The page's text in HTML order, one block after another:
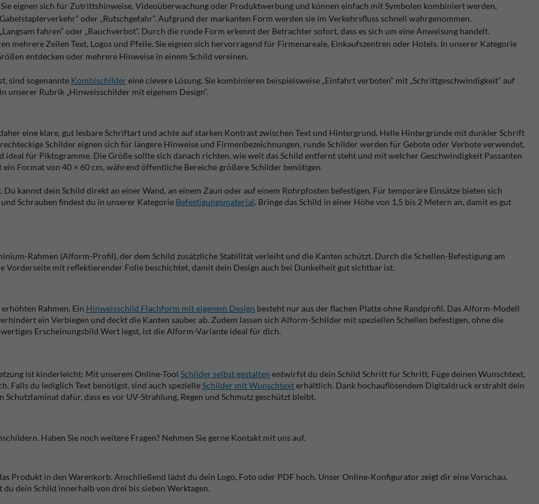
eignen sich für Zutrittshinweise, Videoüberwachung oder Produktwerbung und können einfach mit Symbolen kombiniert werden.
oder „Rutschgefahr“. Aufgrund der markanten Form werden sie im Verkehrsfluss schnell wahrgenommen.
fahren“ oder „Rauchverbot“. Durch die runde Form erkennt der Betrachter sofort, dass es sich um eine Anweisung handelt.
mehrere Zeilen Text, Logos und Pfeile. Sie eignen sich hervorragend für Firmenareale, Einkaufszentren oder Hotels. In unserer Kategorie
entdecken oder mehrere Hinweise in einem Schild vereinen.
sind sogenannte Kombischilder eine clevere Lösung. Sie kombinieren beispielsweise „Einfahrt verboten“ mit „Schrittgeschwindigkeit“ auf
Rubrik „Hinweisschilder mit eigenem Design“.
eine klare, gut lesbare Schriftart und achte auf starken Kontrast zwischen Text und Hintergrund. Helle Hintergründe mit dunkler Schrift
Schilder eignen sich für längere Hinweise und Firmenbezeichnungen, runde Schilder werden für Gebote oder Verbote verwendet,
für Piktogramme. Die Größe sollte sich danach richten, wie weit das Schild entfernt steht und mit welcher Geschwindigkeit Passanten
Format von 40 × 60 cm, während öffentliche Bereiche größere Schilder benötigen.
kannst dein Schild direkt an einer Wand, an einem Zaun oder auf einem Rohrpfosten befestigen. Für temporäre Einsätze bieten sich
Schrauben findest du in unserer Kategorie Befestigungsmaterial. Bringe das Schild in einer Höhe von 1,5 bis 2 Metern an, damit es gut
Rahmen (Alform-Profil), der dem Schild zusätzliche Stabilität verleiht und die Kanten schützt. Durch die Schellen-Befestigung am
mit reflektierender Folie beschichtet, damit dein Design auch bei Dunkelheit gut sichtbar ist.
Rahmen. Ein Hinweisschild Flachform mit eigenem Design besteht nur aus der flachen Platte ohne Randprofil. Das Alform-Modell
ein Verbiegen und deckt die Kanten sauber ab. Zudem lassen sich Alform-Schilder mit speziellen Schellen befestigen, ohne die
Erscheinungsbild Wert legst, ist die Alform-Variante ideal für dich.
ist kinderleicht: Mit unserem Online-Tool Schilder selbst gestalten entwirfst du dein Schild Schritt für Schritt. Füge deinen Wunschtext,
Falls du lediglich Text benötigst, sind auch spezielleSchilder mit Wunschtexterhältlich. Dank hochauflösendem Digitaldruck erstrahlt dein
dafür, dass es vor UV-Strahlung, Regen und Schmutz geschützt bleibt.
Haben Sie noch weitere Fragen? Nehmen Sie gerne Kontakt mit uns auf.
Produkt in den Warenkorb. Anschließend lädst du dein Logo, Foto oder PDF hoch. Unser Online‑Konfigurator zeigt dir eine Vorschau.
dein Schild innerhalb von drei bis sieben Werktagen.